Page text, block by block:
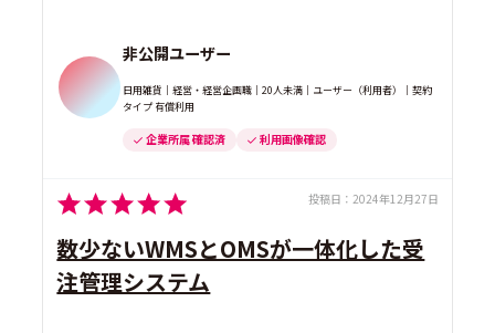
非公開ユーザー
日用雑貨｜経営・経営企画職｜20人未満｜ユーザー（利用者）｜契約
タイプ 有償利用
企業所属 確認済 利用画像確認
投稿日： 2024年12月27日
数少ないWMSとOMSが一体化した受
注管理システム